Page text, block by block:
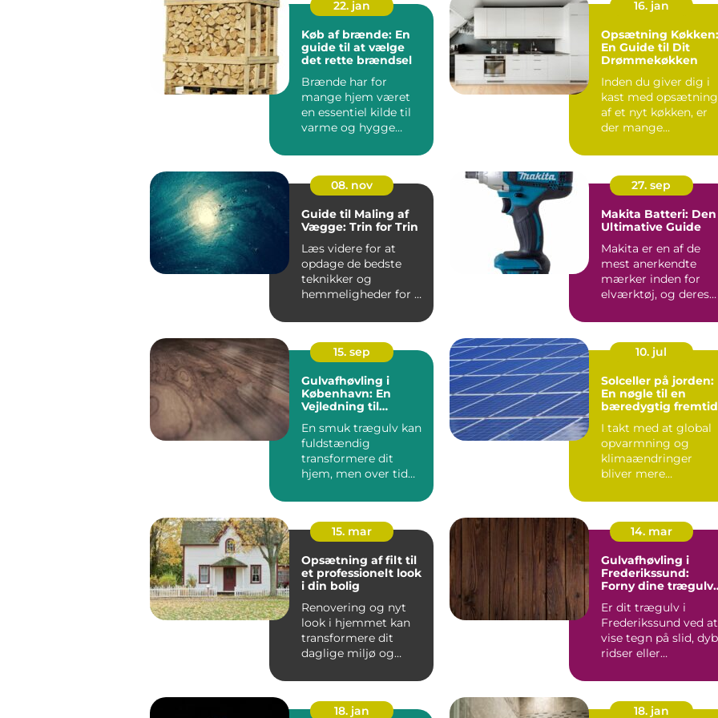
22. jan
Køb af brænde: En
guide til at vælge
det rette brændsel
Brænde har for
mange hjem været
en essentiel kilde til
varme og hygge
16. jan
Opsætning Køkken:
En Guide til Dit
Drømmekøkken
Inden du giver dig i
kast med opsætning
af et nyt køkken, er
der mange
08. nov
Guide til Maling af
Vægge: Trin for Trin
Læs videre for at
opdage de bedste
teknikker og
hemmeligheder for at
se ud som ...
27. sep
Makita Batteri: Den
Ultimative Guide
Makita er en af de
mest anerkendte
mærker inden for
elværktøj, og deres
15. sep
Gulvafhøvling i
København: En
Vejledning til
En smuk trægulv kan
fuldstændig
transformere dit
hjem, men over tid
10. jul
Solceller på jorden:
En nøgle til en
bæredygtig fremtid
I takt med at global
opvarmning og
klimaændringer
bliver mere
problemer, vender
menneske...
15. mar
Opsætning af filt til
et professionelt look
i din bolig
Renovering og nyt
look i hjemmet kan
transformere dit
daglige miljø og
14. mar
Gulvafhøvling i
Frederikssund:
Forny dine
Er dit trægulv i
Frederikssund ved at
vise tegn på slid,
ridser eller
18. jan 18. jan